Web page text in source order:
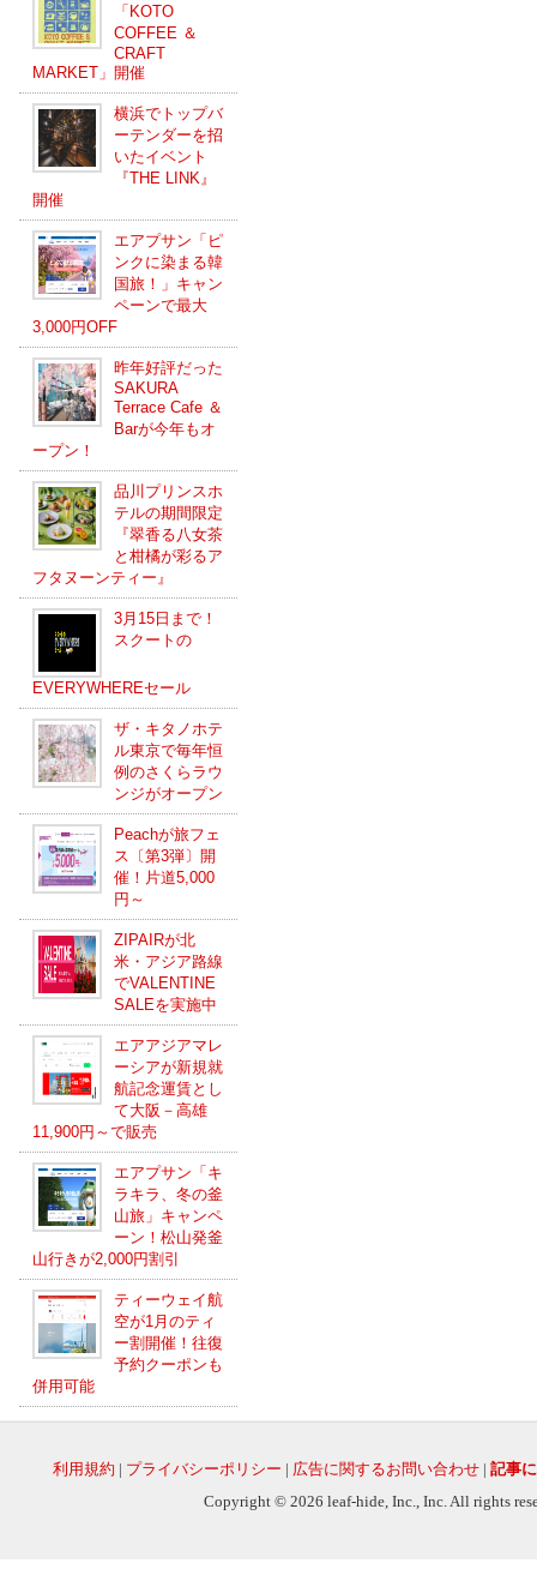
「KOTO
COFFEE ＆
CRAFT
MARKET」開催
横浜でトップバ
ーテンダーを招
いたイベント
『THE LINK』
開催
エアプサン「ピ
ンクに染まる韓
国旅！」キャン
ペーンで最大
3,000円OFF
昨年好評だった
SAKURA
Terrace Cafe ＆
Barが今年もオ
ープン！
品川プリンスホ
テルの期間限定
『翠香る八女茶
と柑橘が彩るア
フタヌーンティー』
3月15日まで！
スクートの
EVERYWHEREセール
ザ・キタノホテ
ル東京で毎年恒
例のさくらラウ
ンジがオープン
Peachが旅フェ
ス〔第3弾〕開
催！片道5,000
円～
ZIPAIRが北
米・アジア路線
でVALENTINE
SALEを実施中
エアアジアマレ
ーシアが新規就
航記念運賃とし
て大阪－高雄
11,900円～で販売
エアプサン「キ
ラキラ、冬の釜
山旅」キャンペ
ーン！松山発釜
山行きが2,000円割引
ティーウェイ航
空が1月のティ
ー割開催！往復
予約クーポンも
併用可能
利用規約 | プライバシーポリシー | 広告に関するお問い合わせ | 記事
Copyright © 2026 leaf-hide, Inc., Inc. All rights